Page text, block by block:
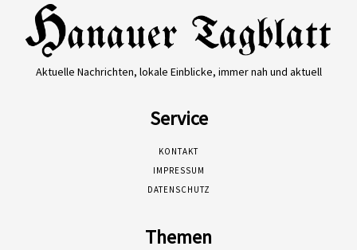
Aktuelle Nachrichten, lokale Einblicke, immer nah und aktuell
Service
KONTAKT
IMPRESSUM
DATENSCHUTZ
Themen